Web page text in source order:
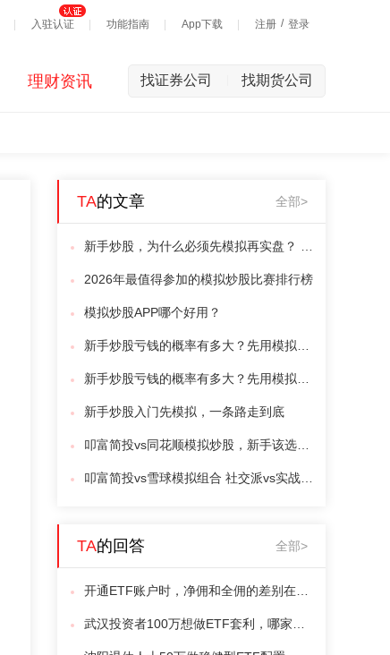
入驻认证 功能指南 App下载 注册 / 登录
理财资讯 找证券公司 找期货公司
TA的文章 全部>
2026年最值得参加的模拟炒股比赛排行榜
模拟炒股APP哪个好用？
新手炒股入门先模拟，一条路走到底
TA的回答 全部>